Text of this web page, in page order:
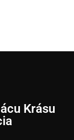
Krásu